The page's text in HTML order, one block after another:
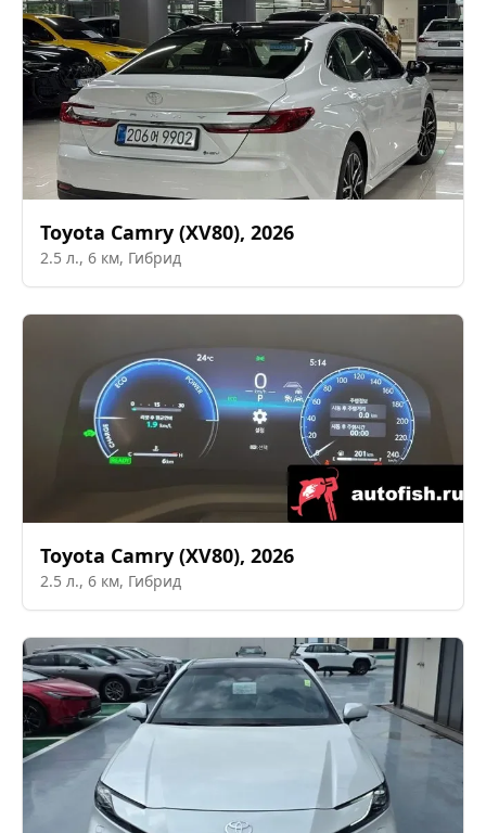
Toyota Camry (XV80), 2026
2.5 л., 6 км, Гибрид
Toyota Camry (XV80), 2026
2.5 л., 6 км, Гибрид